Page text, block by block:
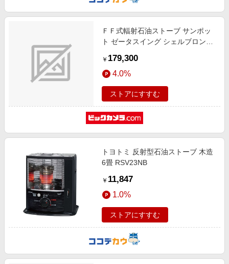
ＦＦ式輻射石油ストーブ サンポッ
ト ゼータスイング シェルブロンド
リート29畳まで]
￥ 179,300
4.0%
ストアにすすむ
トヨトミ 反射型石油ストーブ 木造
6畳 RSV23NB
￥ 11,847
1.0%
ストアにすすむ